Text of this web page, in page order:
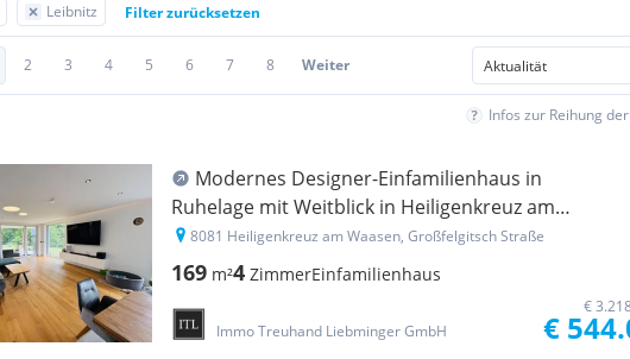
Leibnitz Filter zurücksetzen
2 3 4 5 6 7 8 Weiter
Infos zur Reihung
Modernes Designer-Einfamilienhaus in
Ruhelage mit Weitblick in Heiligenkreuz am
Waasen
8081 Heiligenkreuz am Waasen, Großfelgitsch Straße
169 m²4 ZimmerEinfamilienhaus
Immo Treuhand Liebminger GmbH
€
€